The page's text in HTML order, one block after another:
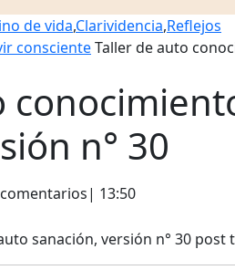
BOTÓN
DE
CIERRE
de vida,Clarividencia,Reflejos
conscienteTaller de auto
n° 30
| 13:50